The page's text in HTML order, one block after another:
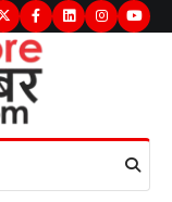
TwitterFacebook
LinkedInInstagram